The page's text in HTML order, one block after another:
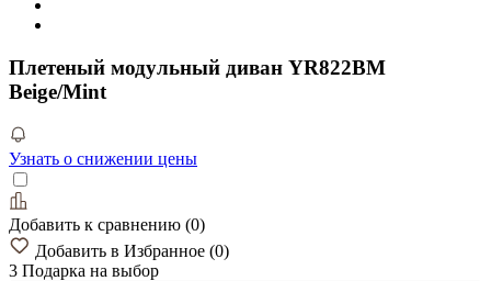
Плетеный модульный диван YR822BM
Beige/Mint
Узнать о снижении цены
Добавить к сравнению (0)
Добавить в Избранное (0)
3 Подарка на выбор